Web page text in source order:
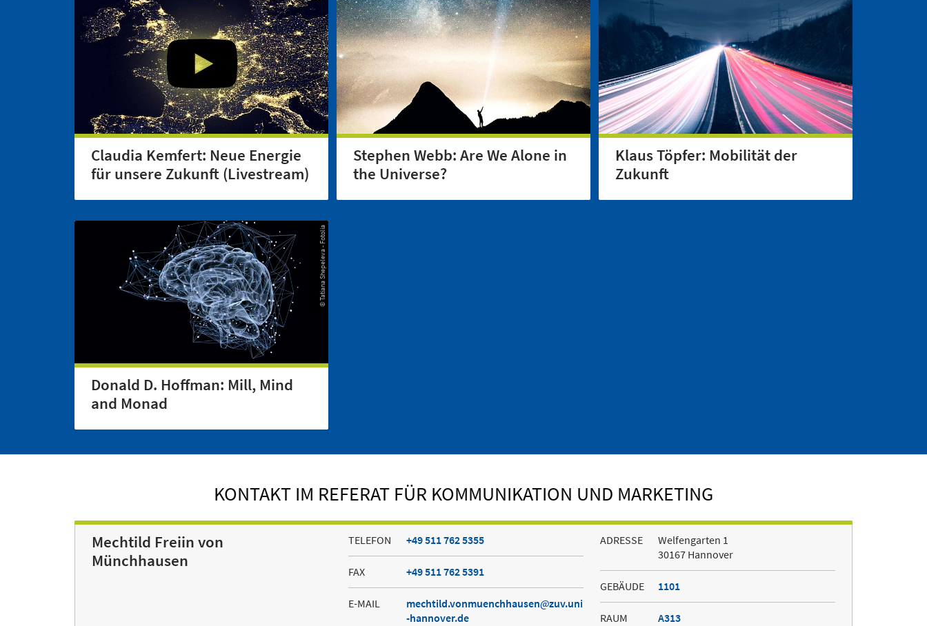
Claudia Kemfert: Neue Energie
für unsere Zukunft (Livestream)
Stephen Webb: Are We Alone in
the Universe?
Klaus Töpfer: Mobilität der
Zukunft
© Tatiana Shepeleva - Fotolia
Donald D. Hoffman: Mill, Mind
and Monad
KONTAKT IM REFERAT FÜR KOMMUNIKATION UND MARKETING
Mechtild Freiin von
Münchhausen
TELEFON +49 511 762 5355
FAX +49 511 762 5391
E-MAIL mechtild.vonmuenchhausen
zuv.uni
-hannover.de
ADRESSE
Welfengarten 1
30167 Hannover
GEBÄUDE 1101
RAUM A313